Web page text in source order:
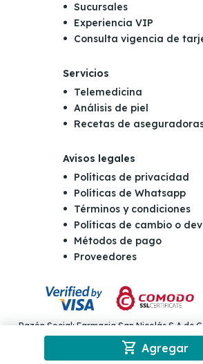
shopping_cart Agregar
Sucursales
Experiencia VIP
Consulta vigencia de
Servicios
Telemedicina
Análisis de piel
Recetas de
Avisos legales
Políticas de privacidad
Políticas de Whatsapp
Términos y condiciones
Políticas de cambio o
Métodos de pago
Proveedores
Razón Social: Farmacia San Nicolás S.A de
001-4 | Dirección: Final Boulevard Orden
puerto de la Libertad Km 10 y 1/2, Antiguo
2555-5555 | Email: